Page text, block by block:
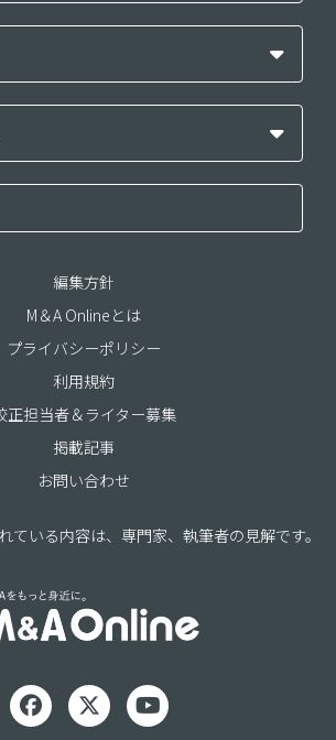
編集方針
M＆A Onlineとは
プライバシーポリシー
利用規約
正担当者＆ライター募集
掲載記事
お問い合わせ
いる内容は、専門家、執筆者の見解です。